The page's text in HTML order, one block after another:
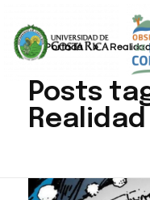
Portada »
Posts